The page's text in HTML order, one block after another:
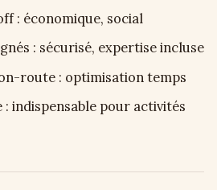
: économique, social
: sécurisé, expertise incluse
route : optimisation temps
: indispensable pour activités